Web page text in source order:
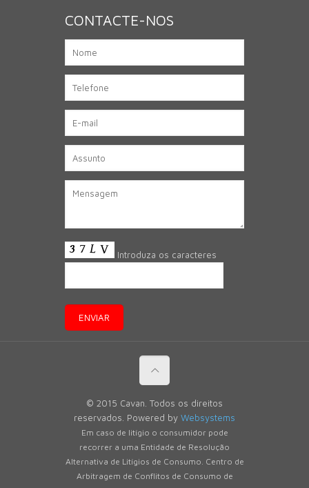
CONTACTE-NOS
Introduza os caracteres
© 2015 Cavan. Todos os direitos
reservados. Powered by Websystems
Em caso de litígio o consumidor pode
recorrer a uma Entidade de Resolução
Alternativa de Litígios de Consumo. Centro de
Arbitragem de Conflitos de Consumo de